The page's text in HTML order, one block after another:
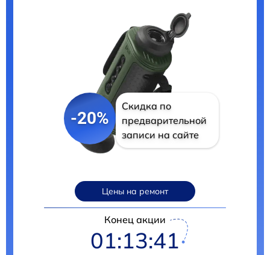
-20%
Скидка по
предварительной
записи на сайте
Цены на ремонт
Конец акции
01:13:41